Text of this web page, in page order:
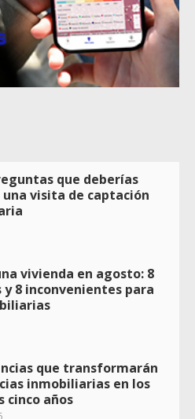
que deberías
una visita de captación
vivienda en agosto: 8
8 inconvenientes para
que transformarán
inmobiliarias en los
cinco años